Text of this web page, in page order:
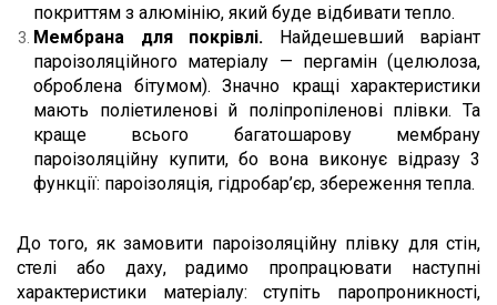
покриттям з алюмінію, який буде відбивати тепло.
Мембрана для покрівлі. Найдешевший варіант
пароізоляційного матеріалу — пергамін (целюлоза,
оброблена бітумом). Значно кращі характеристики
мають поліетиленові й поліпропіленові плівки. Та
краще всього багатошарову мембрану
пароізоляційну купити, бо вона виконує відразу 3
функції: пароізоляція, гідробар’єр, збереження тепла.
До того, як замовити пароізоляційну плівку для стін,
стелі або даху, радимо пропрацювати наступні
характеристики матеріалу: ступіть паропроникності,